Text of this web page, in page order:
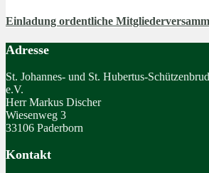
Einladung ordentliche
Adresse
St. Johannes- und St. Hubertus-
e.V.
Herr Markus Discher
Wiesenweg 3
33106 Paderborn
Kontakt